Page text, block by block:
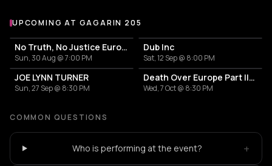
More events at Gagarin 205
UPCOMING AT GAGARIN 205
No Truth, No Justice European Tour 2026
Sun, 30 Aug @ 7:00 PM
Dub Inc
Sat, 12 Sep @ 8:00 PM
JOE LYNN TURNER
Sun, 27 Sep @ 8:30 PM
Death Over Europe Part II: MAYHEM + UNLEASHED
Wed, 7 Oct @ 8:30 PM
COMMON QUESTIONS
Who is performing at the event? +